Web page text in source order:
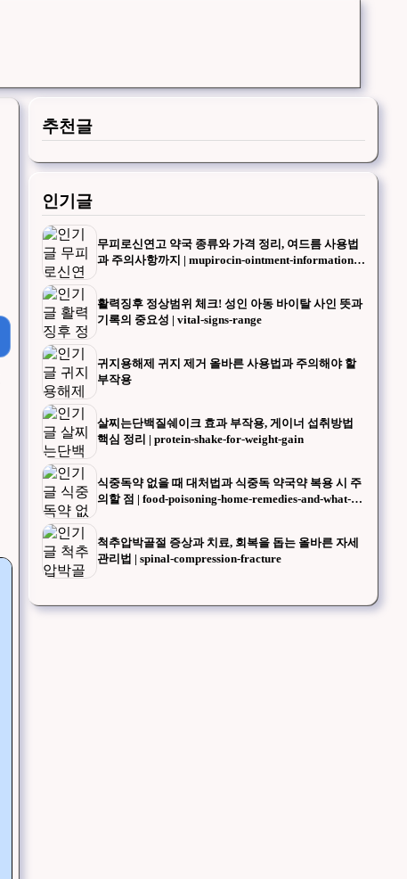
추천글
인기글
무피로신연고 약국 종류와 가격 정리, 여드름 사용법
과 주의사항까지 | mupirocin-ointment-information-y
활력징후 정상범위 체크! 성인 아동 바이탈 사인 뜻과
기록의 중요성 | vital-signs-range
귀지용해제 귀지 제거 올바른 사용법과 주의해야 할
부작용
살찌는단백질쉐이크 효과 부작용, 게이너 섭취방법
핵심 정리 | protein-shake-for-weight-gain
식중독약 없을 때 대처법과 식중독 약국약 복용 시 주
의할 점 | food-poisoning-home-remedies-and-what-to-
척추압박골절 증상과 치료, 회복을 돕는 올바른 자세
관리법 | spinal-compression-fracture